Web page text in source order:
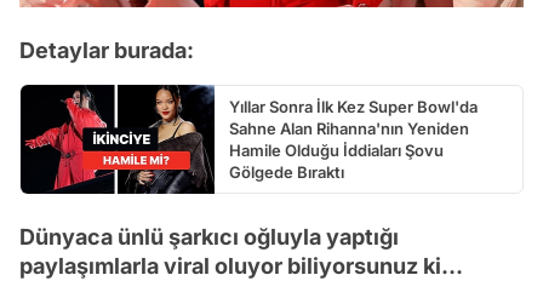
Detaylar burada:
Yıllar Sonra İlk Kez Super Bowl'da
Sahne Alan Rihanna'nın Yeniden
Hamile Olduğu İddiaları Şovu
Gölgede Bıraktı
Dünyaca ünlü şarkıcı oğluyla yaptığı
paylaşımlarla viral oluyor biliyorsunuz ki…